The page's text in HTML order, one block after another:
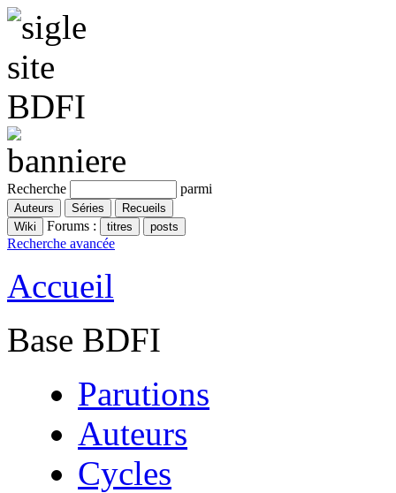
Recherche parmi
Forums :
Recherche avancée
Accueil
Base BDFI
Parutions
Auteurs
Cycles